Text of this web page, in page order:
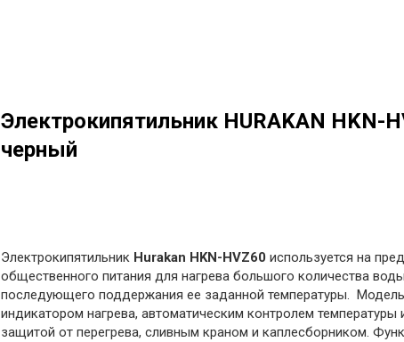
Электрокипятильник HURAKAN HKN-
черный
Электрокипятильник Hurakan HKN-HVZ60 используется на
общественного питания для нагрева большого количества
последующего поддержания ее заданной температуры.
индикатором нагрева, автоматическим контролем температуры
защитой от перегрева, сливным краном и каплесборником.